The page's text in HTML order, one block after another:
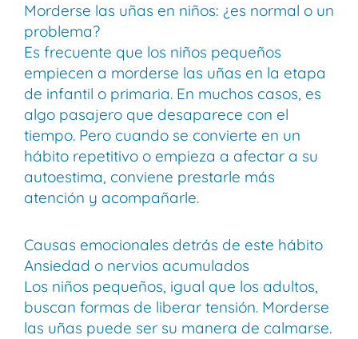
Morderse las uñas en niños: ¿es normal o un
problema?
Es frecuente que los niños pequeños
empiecen a morderse las uñas en la etapa
de infantil o primaria. En muchos casos, es
algo pasajero que desaparece con el
tiempo. Pero cuando se convierte en un
hábito repetitivo o empieza a afectar a su
autoestima, conviene prestarle más
atención y acompañarle.
Causas emocionales detrás de este hábito
Ansiedad o nervios acumulados
Los niños pequeños, igual que los adultos,
buscan formas de liberar tensión. Morderse
las uñas puede ser su manera de calmarse.